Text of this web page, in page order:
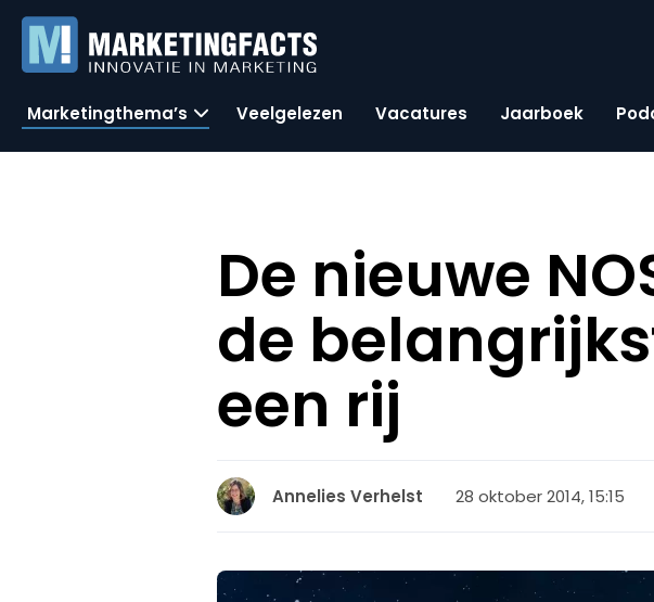
Marketingthema’s Veelgelezen Vacatures Jaarboek
De nieuwe
de
een rij
Annelies Verhelst 28 oktober 2014, 15:15